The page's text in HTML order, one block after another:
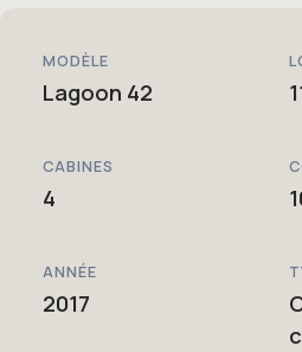
MODÈLE
Lagoon 42
CABINES
4
ANNÉE
2017